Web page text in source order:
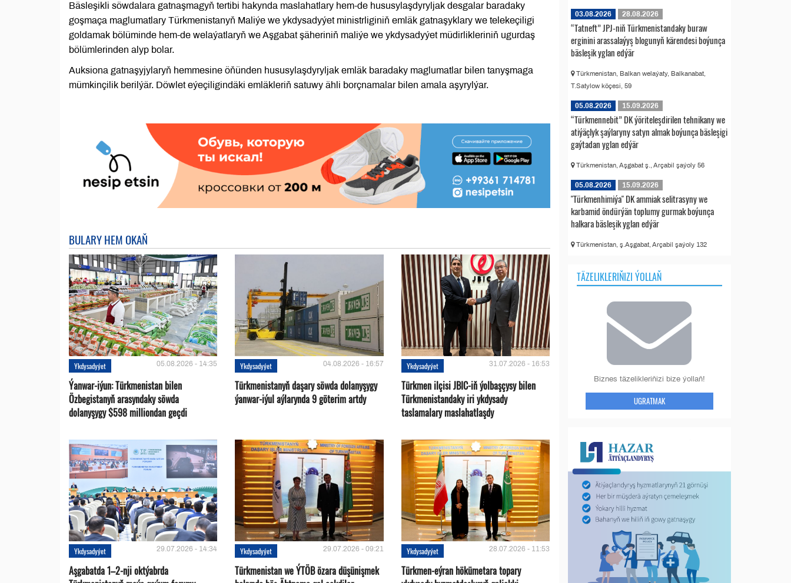
Bäsleşikli söwdalara gatnaşmagyň tertibi hakynda maslahatlary hem-de hususylaşdyryljak desgalar baradaky
goşmaça maglumatlary Türkmenistanyň Maliýe we ykdysadyýet ministrliginiň emläk gatnaşyklary we telekeçiligi
goldamak bölüminde hem-de welaýatlaryň we Aşgabat şäheriniň maliýe we ykdysadyýet müdirlikleriniň ugurdaş
bölümlerinden alyp bolar.
Auksiona gatnaşyjylaryň hemmesine öňünden hususylaşdyryljak emläk baradaky maglumatlar bilen tanyşmaga
mümkinçilik berilýär. Döwlet eýeçiligindäki emläkleriň satuwy ähli borçnamalar bilen amala aşyrylýar.
BULARY HEM OKAŇ
Ykdysadyýet 05.08.2026 - 14:35
Ýanwar-iýun: Türkmenistan bilen
Özbegistanyň arasyndaky söwda
dolanyşygy $598 milliondan geçdi
Ykdysadyýet 04.08.2026 - 16:57
Türkmenistanyň daşary söwda dolanyşygy
ýanwar-iýul aýlarynda 9 göterim artdy
Ykdysadyýet 31.07.2026 - 16:53
Türkmen ilçisi JBIC-iň ýolbaşçysy bilen
Türkmenistandaky iri ykdysady
taslamalary maslahatlaşdy
Ykdysadyýet 29.07.2026 - 14:34
Aşgabatda 1–2-nji oktýabrda
Ykdysadyýet 29.07.2026 - 09:21
Türkmenistan we ÝTÖB özara düşünişmek
Ykdysadyýet 28.07.2026 - 11:53
Türkmen-eýran hökümetara topary
03.08.2026 28.08.2026
“Tatneft” JPJ-niň Türkmenistandaky buraw
erginini arassalaýyş blogunyň kärendesi boýunça
bäsleşik yglan edýär
Türkmenistan, Balkan welaýaty, Balkanabat,
T.Satylow köçesi, 59
05.08.2026 15.09.2026
“Türkmennebit” DK ýöriteleşdirilen tehnikany we
atiýäçlyk şaýlaryny satyn almak boýunça bäsleşigi
gaýtadan yglan edýär
Türkmenistan, Aşgabat ş., Arçabil şaýoly 56
05.08.2026 15.09.2026
"Türkmenhimiýa" DK ammiak selitrasyny we
karbamid öndürýän toplumy gurmak boýunça
halkara bäsleşik yglan edýär
Türkmenistan, ş.Aşgabat, Arçabil şaýoly 132
TÄZELIKLERIŇIZI ÝOLLAŇ
Biznes täzelikleriňizi bize ýollaň!
UGRATMAK